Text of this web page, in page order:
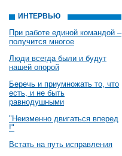
ИНТЕРВЬЮ
При работе единой командой –
получится многое
Люди всегда были и будут
нашей опорой
Беречь и приумножать то, что
есть, и не быть
равнодушными
"Неизменно двигаться вперед
!"
Встать на путь исправления